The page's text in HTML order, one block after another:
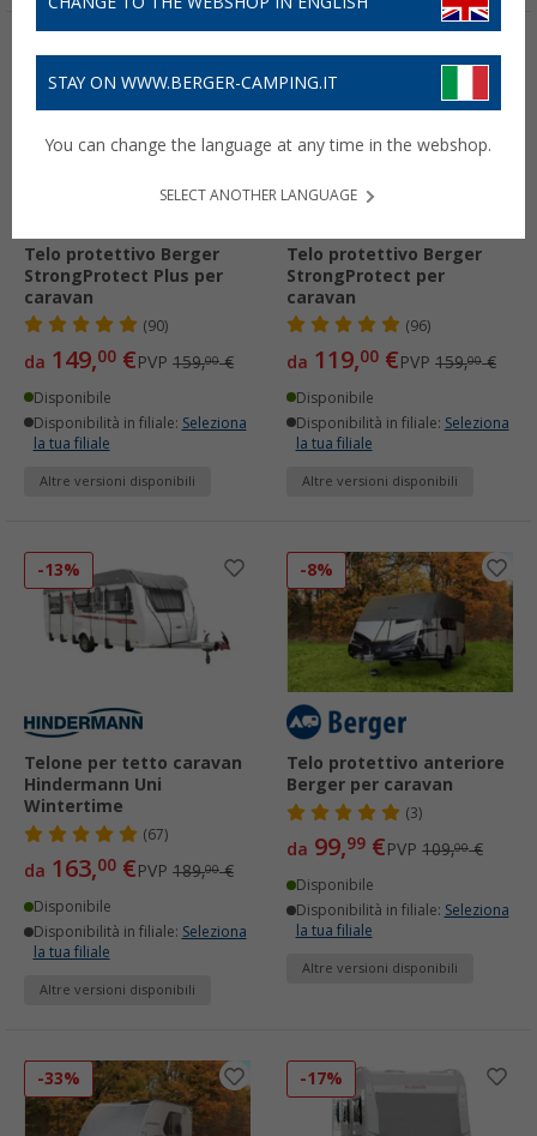
-6%
Telo protettivo Berger
StrongProtect Plus per
caravan
(90)
da 149,00 €PVP 159,00€
Disponibile
Disponibilità in filiale: Seleziona
la tua filiale
Altre versioni disponibili
-25%
Telo protettivo Berger
StrongProtect per
caravan
(96)
da 119,00 €PVP 159,00€
Disponibile
Disponibilità in filiale: Seleziona
la tua filiale
Altre versioni disponibili
-13%
Telone per tetto caravan
Hindermann Uni
Wintertime
(67)
da 163,00 €PVP 189,00€
Disponibile
Disponibilità in filiale: Seleziona
la tua filiale
Altre versioni disponibili
-8%
Telo protettivo anteriore
Berger per caravan
(3)
da 99,99 €PVP 109,00€
Disponibile
Disponibilità in filiale: Seleziona
la tua filiale
Altre versioni disponibili
-33% -17%
STAY ON WWW.BERGER-CAMPING.IT
You can change the language at any time in the webshop.
SELECT ANOTHER LANGUAGE